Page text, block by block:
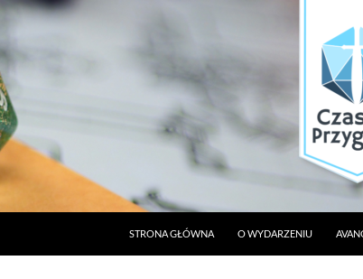
STRONA GŁÓWNA O WYDARZENIU